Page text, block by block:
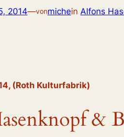
2014—vonmichein Alfons
(Roth Kulturfabrik)
&